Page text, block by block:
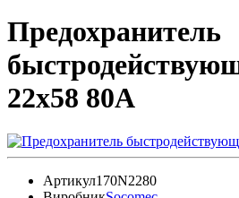
Предохранитель
22x58 80А
Артикул170N2280